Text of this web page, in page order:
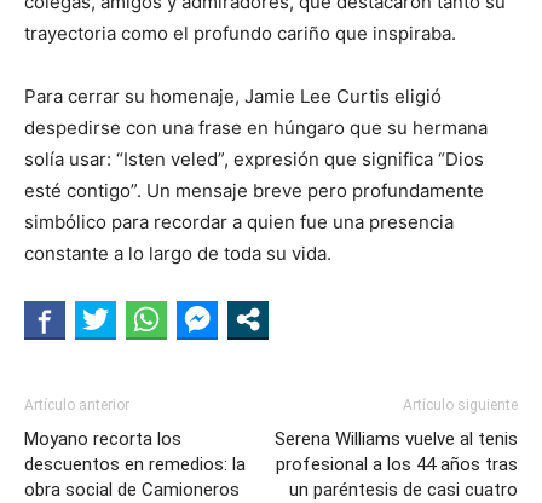
trayectoria como el profundo cariño que inspiraba.
Para cerrar su homenaje, Jamie Lee Curtis eligió
despedirse con una frase en húngaro que su hermana
solía usar: “Isten veled”, expresión que significa “Dios
esté contigo”. Un mensaje breve pero profundamente
simbólico para recordar a quien fue una presencia
constante a lo largo de toda su vida.
Artículo anterior
Moyano recorta los
descuentos en remedios: la
obra social de Camioneros
Artículo siguiente
Serena Williams vuelve al tenis
profesional a los 44 años tras
un paréntesis de casi cuatro